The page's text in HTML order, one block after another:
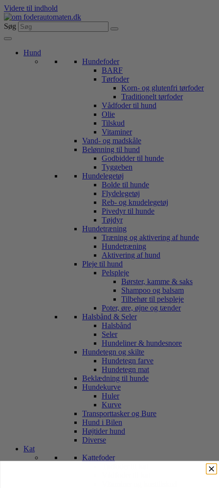
Videre til indhold
Søg
Hund
Hundefoder
BARF
Tørfoder
Korn- og glutenfri tørfoder
Traditionelt tørfoder
Vådfoder til hund
Olie
Tilskud
Vitaminer
Vand- og madskåle
Belønning til hund
Godbidder til hunde
Tyggeben
Hundelegetøj
Bolde til hunde
Flydelegetøj
Reb- og knudelegetøj
Pivedyr til hunde
Tøjdyr
Hundetræning
Træning og aktivering af hunde
Hundetræning
Aktivering af hund
Pleje til hund
Pelspleje
Børster, kamme & saks
Shampoo og balsam
Tilbehør til pelspleje
Poter, øre, øjne og tænder
Halsbånd & Seler
Halsbånd
Seler
Hundeliner & hundesnore
Hundetegn og skilte
Hundetegn farve
Hundetegn mat
Beklædning til hunde
Hundekurve
Huler
Kurve
Transporttasker og Bure
Hund i Bilen
Højtider hund
Diverse
Kat
Kattefoder